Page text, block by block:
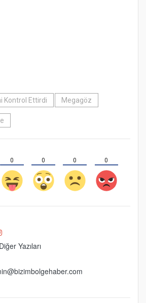
Kontrol Ettirdi
Megagöz
0 0 0 0
Yazıları